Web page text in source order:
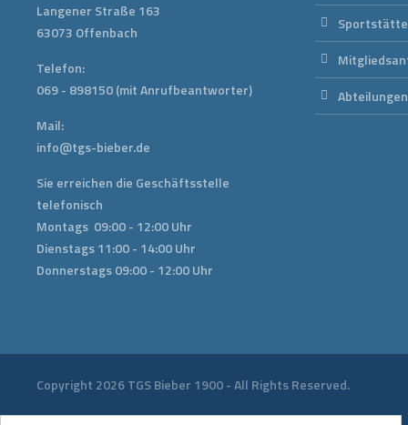
Langener Straße 163
63073 Offenbach
Telefon:
069 - 898150(mit Anrufbeantworter)
Mail:
info@tgs-bieber.de
Sie erreichen die Geschäftsstelle
telefonisch
Montags 09:00 - 12:00 Uhr
Dienstags 11:00 - 14:00 Uhr
Donnerstags 09:00 - 12:00 Uhr
Abteilungen
Copyright 2026 TGS Bieber 1900 - All Rights Reserved.